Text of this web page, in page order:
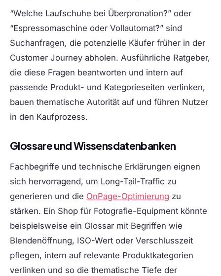
“Welche Laufschuhe bei Überpronation?” oder
“Espressomaschine oder Vollautomat?” sind
Suchanfragen, die potenzielle Käufer früher in der
Customer Journey abholen. Ausführliche Ratgeber,
die diese Fragen beantworten und intern auf
passende Produkt- und Kategorieseiten verlinken,
bauen thematische Autorität auf und führen Nutzer
in den Kaufprozess.
Glossare und Wissensdatenbanken
Fachbegriffe und technische Erklärungen eignen
sich hervorragend, um Long-Tail-Traffic zu
generieren und die OnPage-Optimierung zu
stärken. Ein Shop für Fotografie-Equipment könnte
beispielsweise ein Glossar mit Begriffen wie
Blendenöffnung, ISO-Wert oder Verschlusszeit
pflegen, intern auf relevante Produktkategorien
verlinken und so die thematische Tiefe der